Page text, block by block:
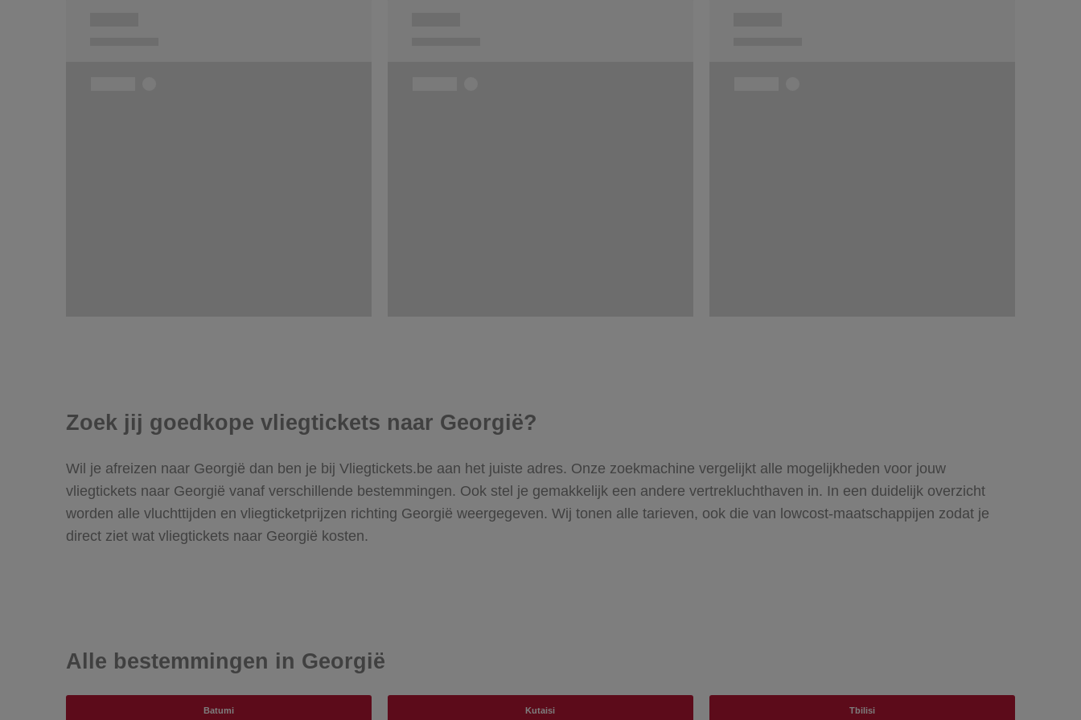
Zoek jij goedkope vliegtickets naar Georgië?
Wil je afreizen naar Georgië dan ben je bij Vliegtickets.be aan het juiste adres. Onze zoekmachine vergelijkt alle mogelijkheden voor jouw
vliegtickets naar Georgië vanaf verschillende bestemmingen. Ook stel je gemakkelijk een andere vertrekluchthaven in. In een duidelijk overzicht
worden alle vluchttijden en vliegticketprijzen richting Georgië weergegeven. Wij tonen alle tarieven, ook die van lowcost-maatschappijen zodat je
direct ziet wat vliegtickets naar Georgië kosten.
Alle bestemmingen in Georgië
Batumi Kutaisi Tbilisi